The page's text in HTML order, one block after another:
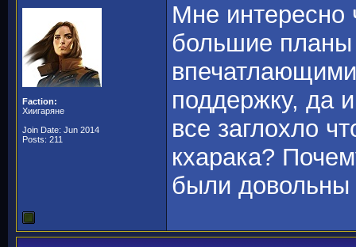
Faction:
Хиигаряне
Join Date: Jun 2014
Posts: 211
Мне интересно
большие
поддержку, да
все заглохло
кхарака?
были